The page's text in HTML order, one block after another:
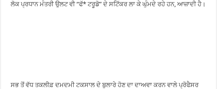
ਲੋਕ ਪ੍ਰਧਾਨ ਮੰਤਰੀ ਉਲਟ ਵੀ “ਫੱ* ਟਰੂਡੋ” ਦੇ ਸਟਿੱਕਰ ਲਾ ਕੇ ਘੁੰਮਦੇ ਰਹੇ ਹਨ, ਆਜ਼ਾਦੀ ਹੈ।
ਸਭ ਤੋਂ ਵੱਧ ਤਕਲੀਫ਼ ਦਮਦਮੀ ਟਕਸਾਲ ਦੇ ਬੁਲਾਰੇ ਹੋਣ ਦਾ ਦਾਅਵਾ ਕਰਨ ਵਾਲੇ ਪ੍ਰੋਫੈਸਰ